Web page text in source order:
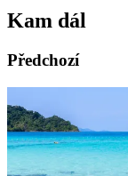
Kam dál
Předchozí